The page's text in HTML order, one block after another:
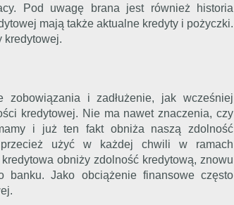
Pod uwagę brana jest również historia
mają także aktualne kredyty i pożyczki.
kredytowej.
i zadłużenie, jak wcześniej
kredytowej. Nie ma nawet znaczenia, czy
i już ten fakt obniża naszą zdolność
użyć w każdej chwili w ramach
obniży zdolność kredytową, znowu
Jako obciążenie finansowe często